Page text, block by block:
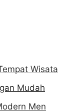
Wisata
Mudah
Men